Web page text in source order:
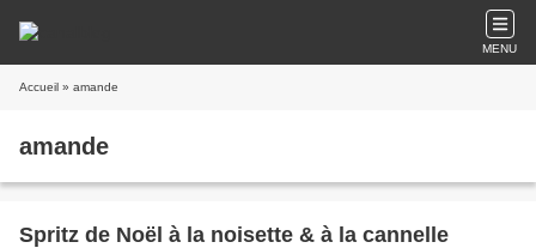
MENU
Accueil » amande
amande
Spritz de Noël à la noisette & à la cannelle